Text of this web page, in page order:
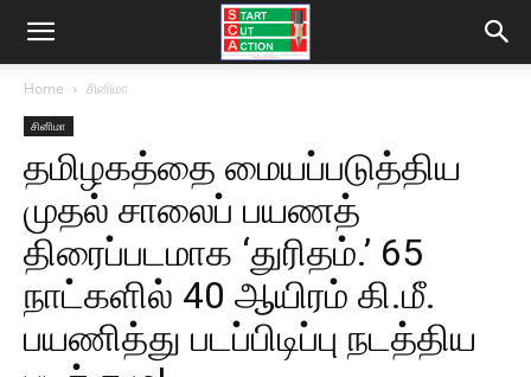
Home சினிமா
சினிமா
தமிழகத்தை மையப்படுத்திய
முதல் சாலைப் பயணத்
திரைப்படமாக ‘துரிதம்.’ 65
நாட்களில் 40 ஆயிரம் கி.மீ.
பயணித்து படப்பிடிப்பு நடத்திய